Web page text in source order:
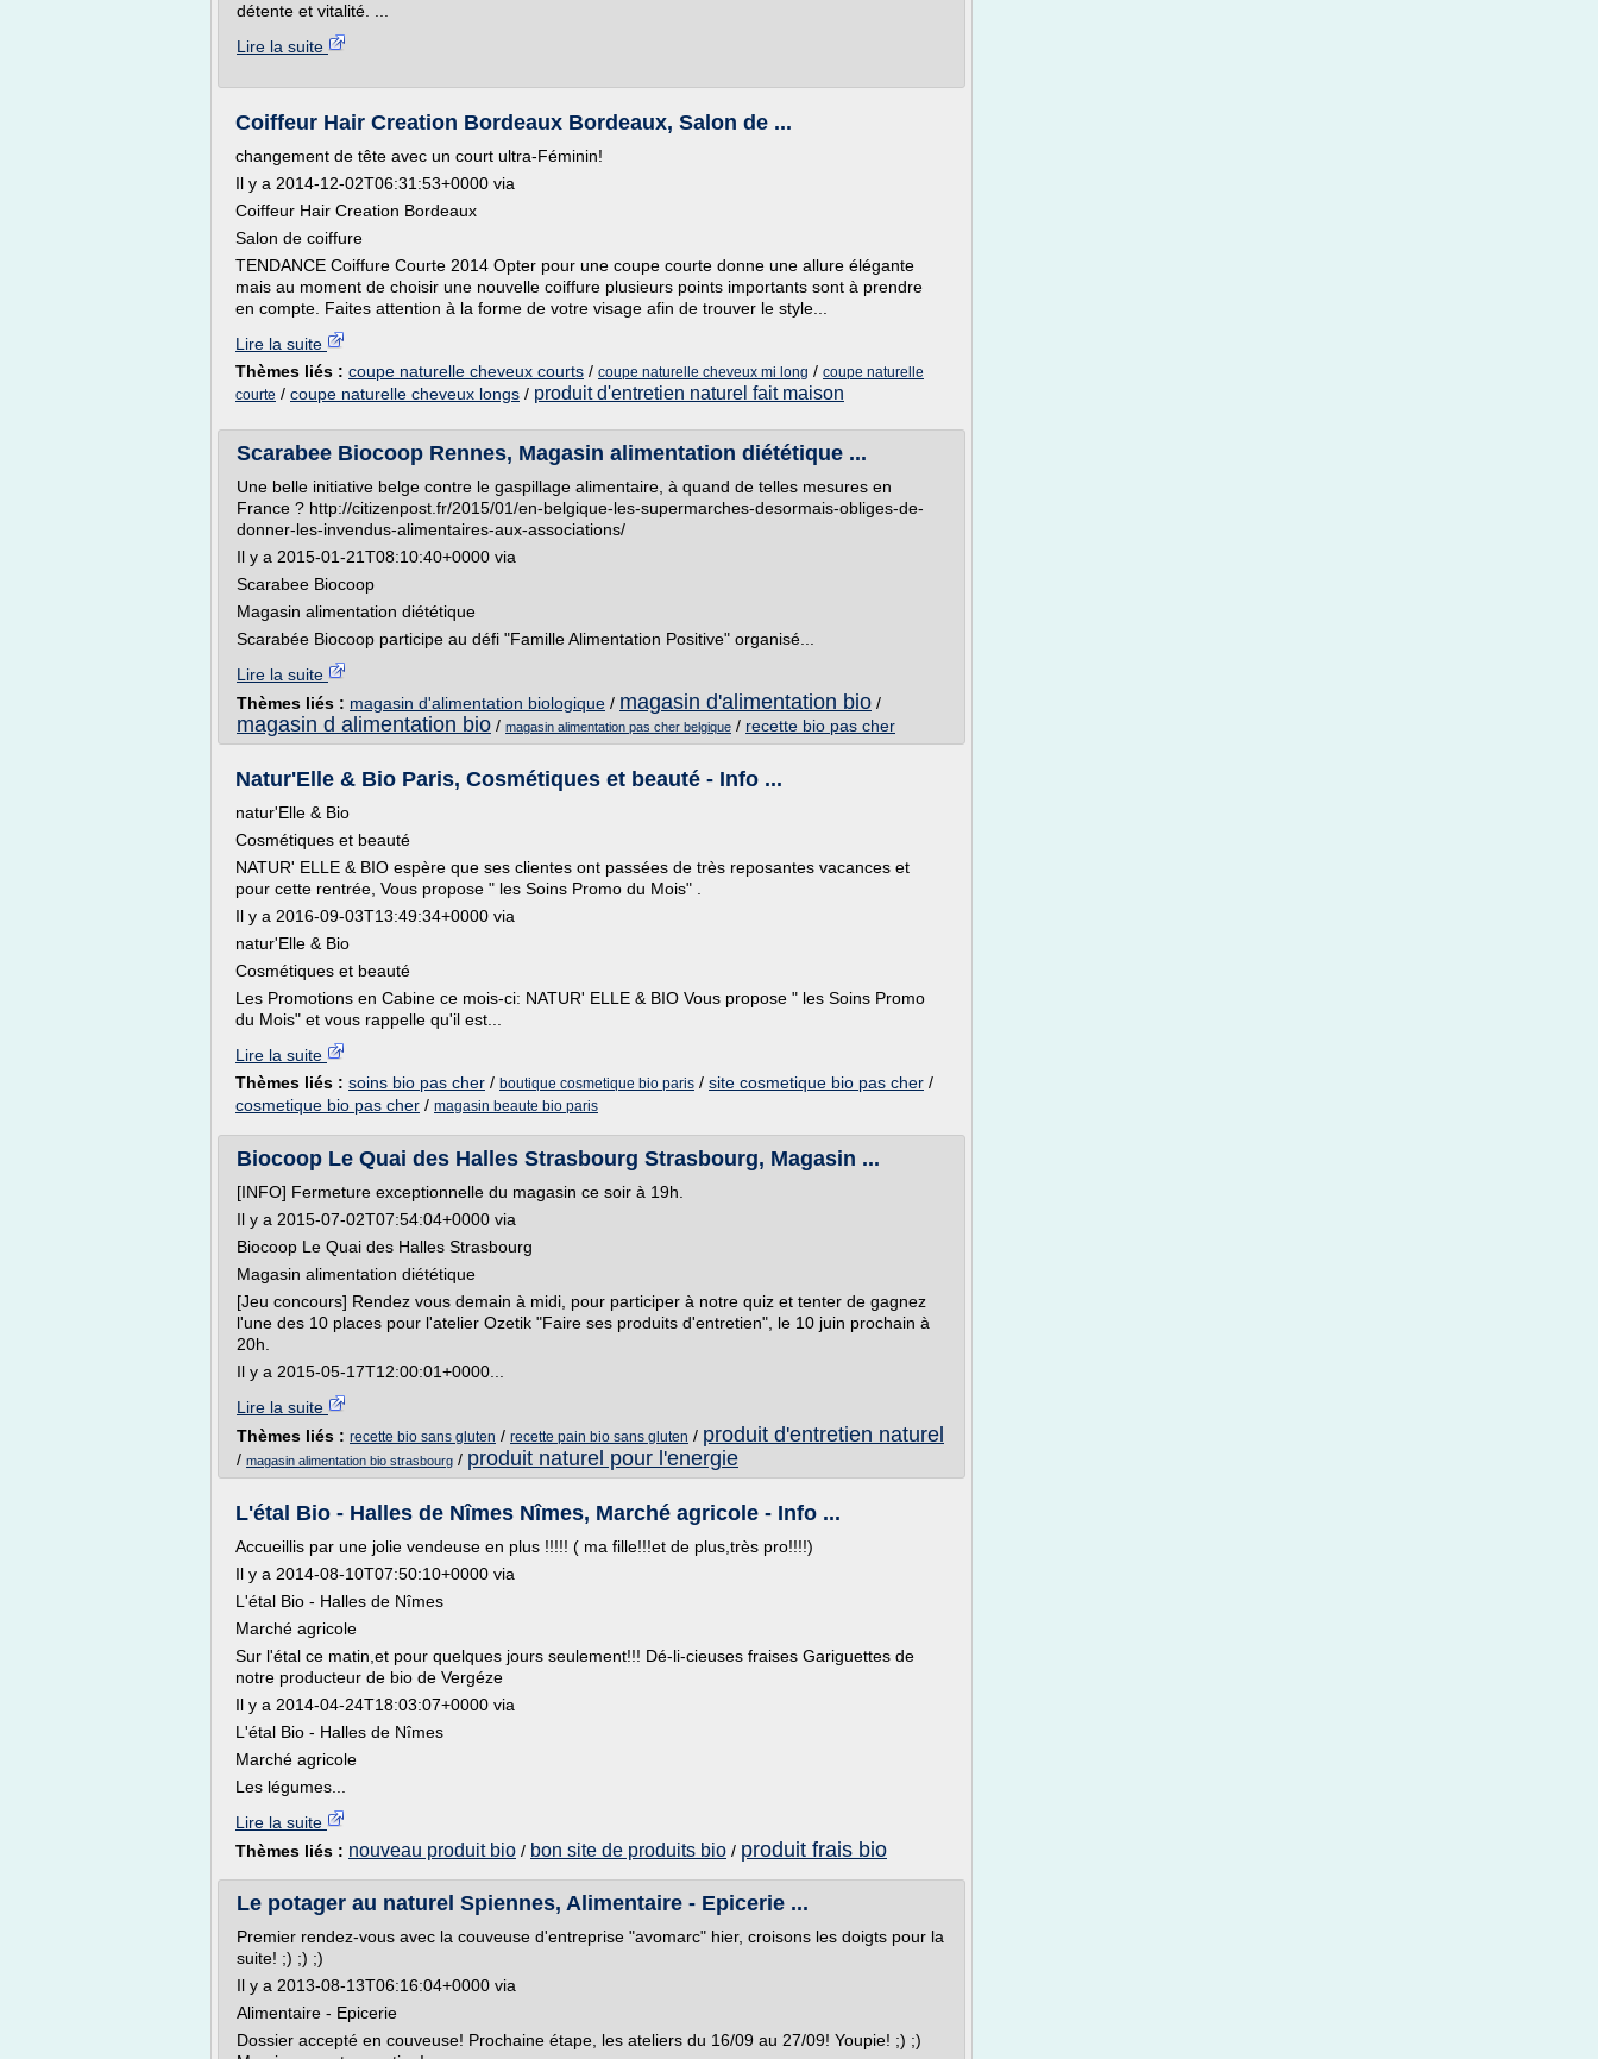
détente et vitalité. ...
Lire la suite
Coiffeur Hair Creation Bordeaux Bordeaux, Salon de ...
changement de tête avec un court ultra-Féminin!
Il y a 2014-12-02T06:31:53+0000 via
Coiffeur Hair Creation Bordeaux
Salon de coiffure
TENDANCE Coiffure Courte 2014 Opter pour une coupe courte donne une allure élégante
mais au moment de choisir une nouvelle coiffure plusieurs points importants sont à prendre
en compte. Faites attention à la forme de votre visage afin de trouver le style...
Lire la suite
Thèmes liés : coupe naturelle cheveux courts / coupe naturelle cheveux mi long / coupe naturelle
courte / coupe naturelle cheveux longs / produit d'entretien naturel fait maison
Scarabee Biocoop Rennes, Magasin alimentation diététique ...
Une belle initiative belge contre le gaspillage alimentaire, à quand de telles mesures en
France ? http://citizenpost.fr/2015/01/en-belgique-les-supermarches-desormais-obliges-de-
donner-les-invendus-alimentaires-aux-associations/
Il y a 2015-01-21T08:10:40+0000 via
Scarabee Biocoop
Magasin alimentation diététique
Scarabée Biocoop participe au défi "Famille Alimentation Positive" organisé...
Lire la suite
Thèmes liés : magasin d'alimentation biologique / magasin d'alimentation bio /
magasin d alimentation bio / magasin alimentation pas cher belgique / recette bio pas cher
Natur'Elle & Bio Paris, Cosmétiques et beauté - Info ...
natur'Elle & Bio
Cosmétiques et beauté
NATUR' ELLE & BIO espère que ses clientes ont passées de très reposantes vacances et
pour cette rentrée, Vous propose " les Soins Promo du Mois" .
Il y a 2016-09-03T13:49:34+0000 via
natur'Elle & Bio
Cosmétiques et beauté
Les Promotions en Cabine ce mois-ci: NATUR' ELLE & BIO Vous propose " les Soins Promo
du Mois" et vous rappelle qu'il est...
Lire la suite
Thèmes liés : soins bio pas cher / boutique cosmetique bio paris / site cosmetique bio pas cher /
cosmetique bio pas cher / magasin beaute bio paris
Biocoop Le Quai des Halles Strasbourg Strasbourg, Magasin ...
[INFO] Fermeture exceptionnelle du magasin ce soir à 19h.
Il y a 2015-07-02T07:54:04+0000 via
Biocoop Le Quai des Halles Strasbourg
Magasin alimentation diététique
[Jeu concours] Rendez vous demain à midi, pour participer à notre quiz et tenter de gagnez
l'une des 10 places pour l'atelier Ozetik "Faire ses produits d'entretien", le 10 juin prochain à
20h.
Il y a 2015-05-17T12:00:01+0000...
Lire la suite
Thèmes liés : recette bio sans gluten / recette pain bio sans gluten / produit d'entretien naturel
/ magasin alimentation bio strasbourg / produit naturel pour l'energie
L'étal Bio - Halles de Nîmes Nîmes, Marché agricole - Info ...
Accueillis par une jolie vendeuse en plus !!!!! ( ma fille!!!et de plus,très pro!!!!)
Il y a 2014-08-10T07:50:10+0000 via
L'étal Bio - Halles de Nîmes
Marché agricole
Sur l'étal ce matin,et pour quelques jours seulement!!! Dé-li-cieuses fraises Gariguettes de
notre producteur de bio de Vergéze
Il y a 2014-04-24T18:03:07+0000 via
L'étal Bio - Halles de Nîmes
Marché agricole
Les légumes...
Lire la suite
Thèmes liés : nouveau produit bio / bon site de produits bio / produit frais bio
Le potager au naturel Spiennes, Alimentaire - Epicerie ...
Premier rendez-vous avec la couveuse d'entreprise "avomarc" hier, croisons les doigts pour la
suite! ;) ;) ;)
Il y a 2013-08-13T06:16:04+0000 via
Alimentaire - Epicerie
Dossier accepté en couveuse! Prochaine étape, les ateliers du 16/09 au 27/09! Youpie! ;) ;)